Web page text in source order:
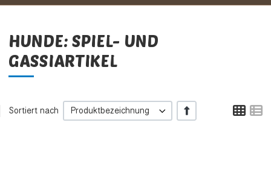
HUNDE: SPIEL- UND
GASSIARTIKEL
Sortiert nach Produktbezeichnung +/-